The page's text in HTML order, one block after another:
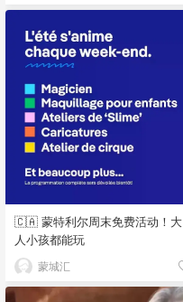
🇨🇦 蒙特利尔周末免费活动！大
人小孩都能玩
蒙城汇